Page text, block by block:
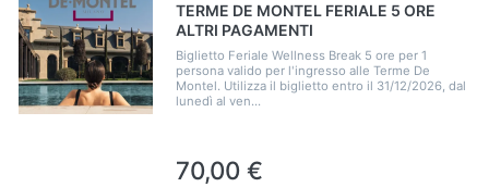
TERME DE MONTEL FERIALE 5 ORE
ALTRI PAGAMENTI
Biglietto Feriale Wellness Break 5 ore per 1
persona valido per l'ingresso alle Terme De
Montel. Utilizza il biglietto entro il 31/12/2026, dal
lunedì al ven...
70,00 €